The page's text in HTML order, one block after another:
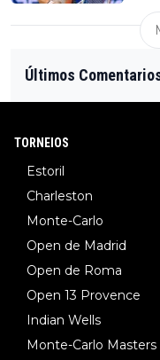
Últimos
TORNEIOS
Estoril
Charleston
Monte-Carlo
Open de Madrid
Open de Roma
Open 13 Provence
Indian Wells
Monte-Carlo Masters